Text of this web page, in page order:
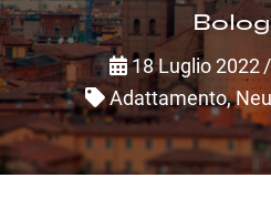
18 Luglio 2022/
Adattamento,